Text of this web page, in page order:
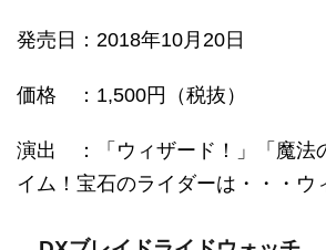
発売日 ：2018年10月20日
価格 ：1,500円（税抜）
演出 ：「ウィザード！」「魔法
イム！宝石のライダーは・・・ウ